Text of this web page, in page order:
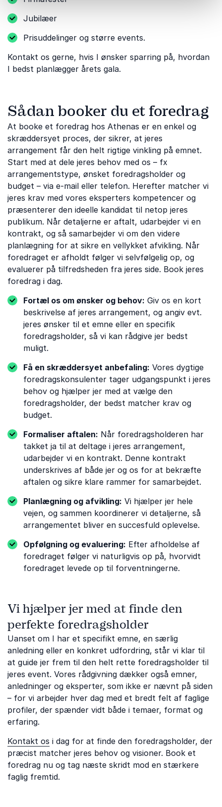
Jubilæer
Prisuddelinger og større events.
Kontakt os gerne, hvis I ønsker sparring på, hvordan
I bedst planlægger årets gala.
Sådan booker du et foredrag
At booke et foredrag hos Athenas er en enkel og
skræddersyet proces, der sikrer, at jeres
arrangement får den helt rigtige vinkling på emnet.
Start med at dele jeres behov med os – fx
arrangementstype, ønsket foredragsholder og
budget – via e-mail eller telefon. Herefter matcher vi
jeres krav med vores eksperters kompetencer og
præsenterer den ideelle kandidat til netop jeres
publikum. Når detaljerne er aftalt, udarbejder vi en
kontrakt, og så samarbejder vi om den videre
planlægning for at sikre en vellykket afvikling. Når
foredraget er afholdt følger vi selvfølgelig op, og
evaluerer på tilfredsheden fra jeres side. Book jeres
foredrag i dag.
Fortæl os om ønsker og behov: Giv os en kort
beskrivelse af jeres arrangement, og angiv evt.
jeres ønsker til et emne eller en specifik
foredragsholder, så vi kan rådgive jer bedst
muligt.
Få en skræddersyet anbefaling: Vores dygtige
foredragskonsulenter tager udgangspunkt i jeres
behov og hjælper jer med at vælge den
foredragsholder, der bedst matcher krav og
budget.
Formaliser aftalen: Når foredragsholderen har
takket ja til at deltage i jeres arrangement,
udarbejder vi en kontrakt. Denne kontrakt
underskrives af både jer og os for at bekræfte
aftalen og sikre klare rammer for samarbejdet.
Planlægning og afvikling: Vi hjælper jer hele
vejen, og sammen koordinerer vi detaljerne, så
arrangementet bliver en succesfuld oplevelse.
Opfølgning og evaluering: Efter afholdelse af
foredraget følger vi naturligvis op på, hvorvidt
foredraget levede op til forventningerne.
Vi hjælper jer med at finde den
perfekte foredragsholder
Uanset om I har et specifikt emne, en særlig
anledning eller en konkret udfordring, står vi klar til
at guide jer frem til den helt rette foredragsholder til
jeres event. Vores rådgivning dækker også emner,
anledninger og eksperter, som ikke er nævnt på siden
– for vi arbejder hver dag med et bredt felt af faglige
profiler, der spænder vidt både i temaer, format og
erfaring.
Kontakt os i dag for at finde den foredragsholder, der
præcist matcher jeres behov og visioner. Book et
foredrag nu og tag næste skridt mod en stærkere
faglig fremtid.